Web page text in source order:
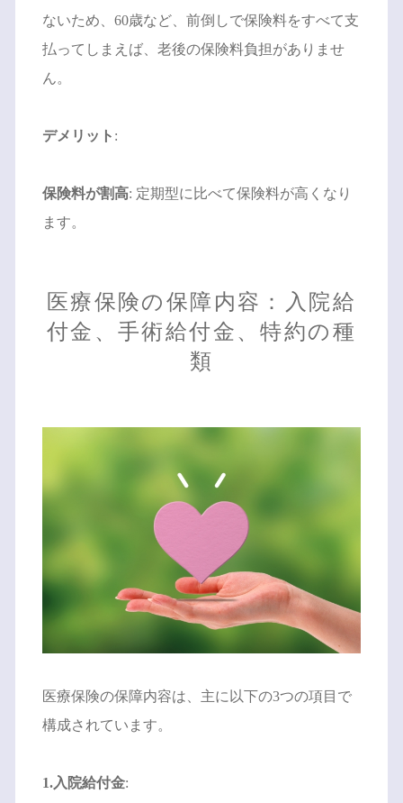
ないため、60歳など、前倒しで保険料をすべて支
払ってしまえば、老後の保険料負担がありませ
ん。
デメリット :
保険料が割高: 定期型に比べて保険料が高くなり
ます。
医療保険の保障内容：入院給
付金、手術給付金、特約の種
類
医療保険の保障内容は、主に以下の3つの項目で
構成されています。
1.入院給付金: